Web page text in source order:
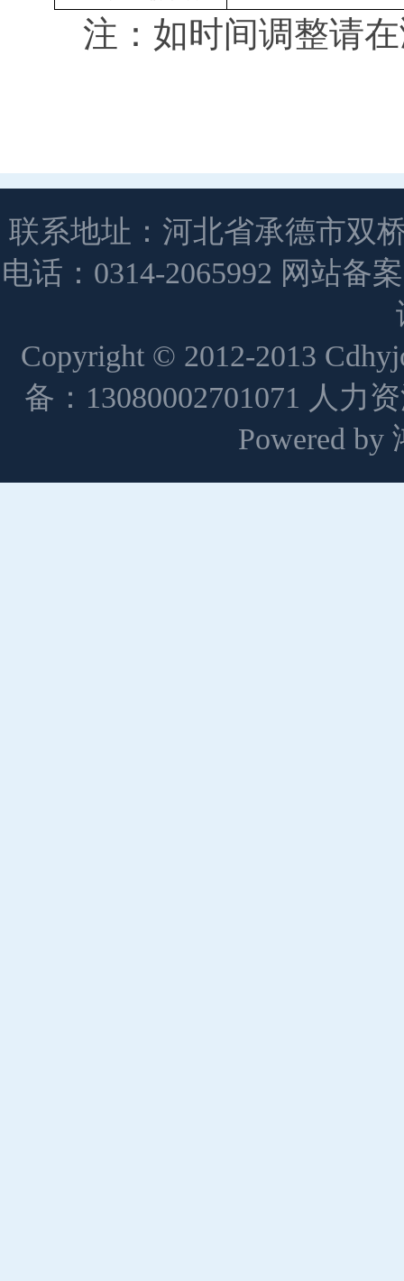
注：如时间调整请
联系地址：河北省承德市双
电话：0314-2065992 网站备
Copyright © 2012-2013
备：13080002701071 人力
Powered by